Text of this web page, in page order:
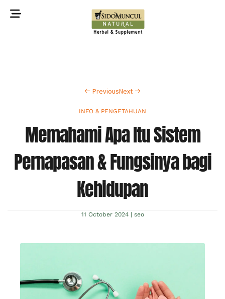
PreviousNext
INFO & PENGETAHUAN
Memahami Apa Itu Sistem
Pernapasan & Fungsinya bagi
Kehidupan
11 October 2024 | seo